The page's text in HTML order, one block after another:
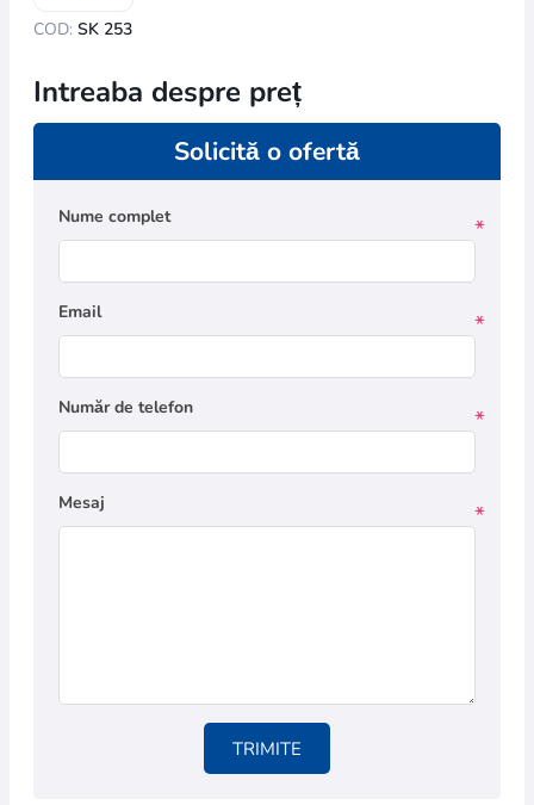
COD: SK 253
Intreaba despre preț
Solicită o ofertă
Nume complet *
Email *
Număr de telefon *
Mesaj *
TRIMITE